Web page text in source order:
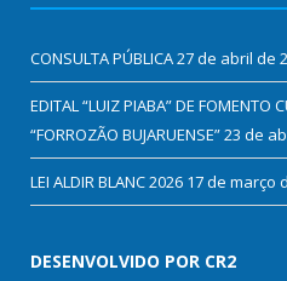
CONSULTA PÚBLICA27 de abril de
EDITAL “LUIZ PIABA” DE FOMENTO
“FORROZÃO BUJARUENSE”23 de
LEI ALDIR BLANC 2026 17 de março
DESENVOLVIDO POR CR2